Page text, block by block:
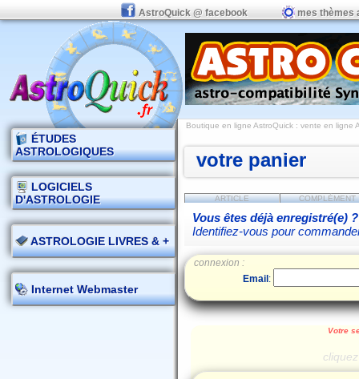
AstroQuick @ facebook mes thèmes
ÉTUDES
ASTROLOGIQUES
LOGICIELS
D'ASTROLOGIE
ASTROLOGIE LIVRES & +
Internet Webmaster
Boutique en ligne AstroQuick : vente en ligne
votre panier
ARTICLE COMPLÉMENT
Vous êtes déjà enregistré(e) ?
Identifiez-vous pour
connexion :
Email :
Votre